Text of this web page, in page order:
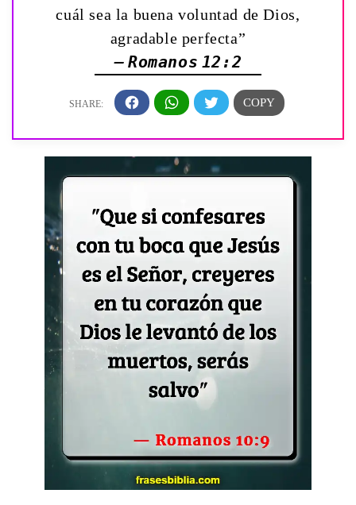
cuál sea la buena voluntad de Dios,
agradable perfecta”
— Romanos 12:2